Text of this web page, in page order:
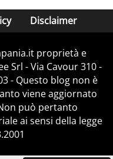
dell’INPS, tra cui il
dedicati. È
posizione
ai requisiti
o ritardi nel
la domanda
e contributivi, e
pensionistico viene
raggiungere l’importo
Disclaimer
proprietà e
Srl - Via Cavour 310 -
- Questo blog non è
viene aggiornato
può pertanto
ai sensi della legge